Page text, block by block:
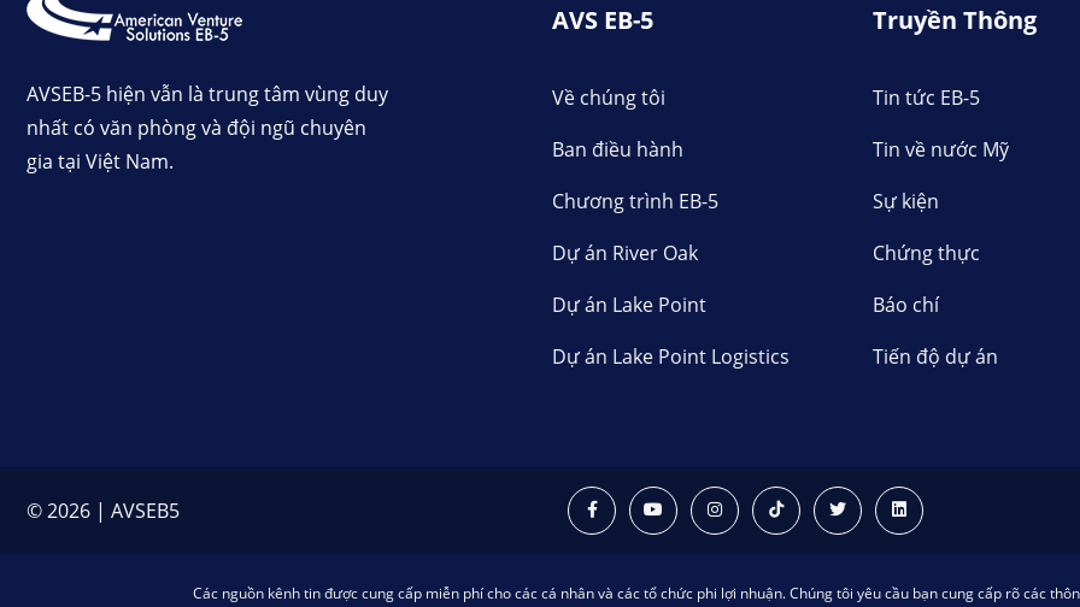
AVSEB-5 hiện vẫn là trung tâm vùng duy
nhất có văn phòng và đội ngũ chuyên
gia tại Việt Nam.
AVS EB-5
Về chúng tôi
Ban điều hành
Chương trình EB-5
Dự án River Oak
Dự án Lake Point
Dự án Lake Point Logistics
Truyền Thông
Tin tức EB-5
Tin về nước Mỹ
Sự kiện
Chứng thực
Báo chí
Tiến độ dự án
© 2026 | AVSEB5
Các nguồn kênh tin được cung cấp miễn phí cho các cá nhân và các tổ chức phi lợi nhuận. Chúng tôi yêu cầu bạn cung cấp rõ các